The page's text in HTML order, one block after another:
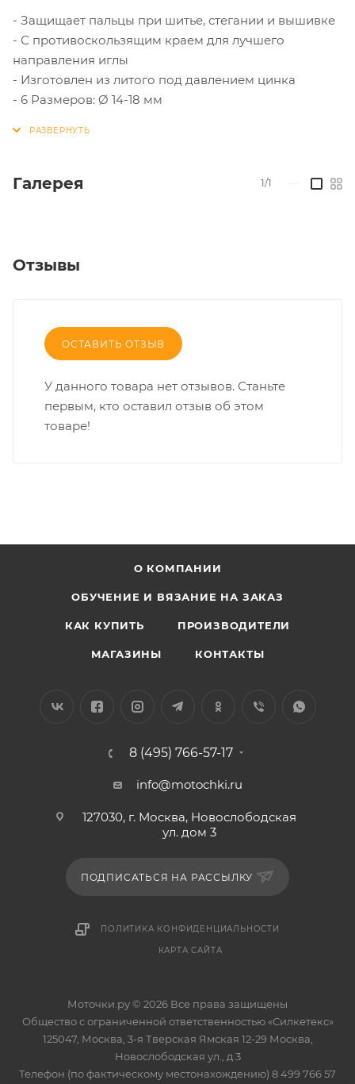
- Защищает пальцы при шитье, стегании и вышивке
- С противоскользящим краем для лучшего
направления иглы
- Изготовлен из литого под давлением цинка
- 6 Размеров: Ø 14-18 мм
Галерея 1/1
Отзывы
ОСТАВИТЬ ОТЗЫВ
У данного товара нет отзывов. Станьте
первым, кто оставил отзыв об этом
товаре!
О КОМПАНИИ
ОБУЧЕНИЕ И ВЯЗАНИЕ НА ЗАКАЗ
КАК КУПИТЬ ПРОИЗВОДИТЕЛИ
МАГАЗИНЫ КОНТАКТЫ
8 (495) 766-57-17
info@motochki.ru
127030, г. Москва, Новослободская
ул. дом 3
ПОДПИСАТЬСЯ НА РАССЫЛКУ
ПОЛИТИКА КОНФИДЕНЦИАЛЬНОСТИ
КАРТА САЙТА
Моточки.ру © 2026 Все права защищены
Общество с ограниченной ответственностью «Силкетекс»
125047, Москва, 3-я Тверская Ямская 12-29 Москва,
Новослободская ул., д.3
Телефон (по фактическому местонахождению) 8 499 766 57